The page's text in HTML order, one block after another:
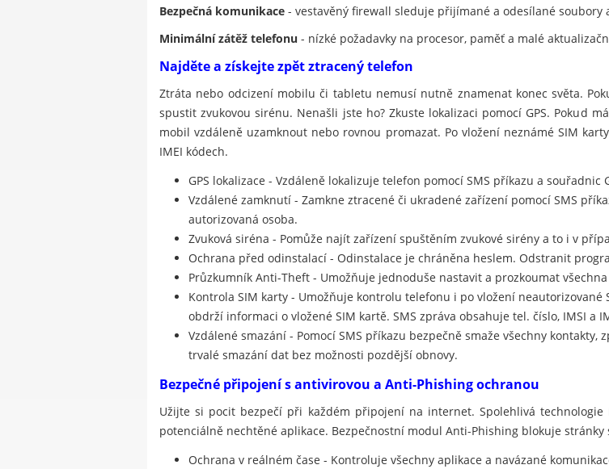
Bezpečná komunikace - vestavěný firewall sleduje přijímané a odesílané
Minimální zátěž telefonu - nízké požadavky na procesor, paměť a malé
Najděte a získejte zpět ztracený telefon
Ztráta nebo odcizení mobilu či tabletu nemusí nutně znamenat konec světa.
spustit zvukovou sirénu. Nenašli jste ho? Zkuste lokalizaci pomocí GPS. Pokud
mobil vzdáleně uzamknout nebo rovnou promazat. Po vložení neznámé SIM
IMEI kódech.
GPS lokalizace - Vzdáleně lokalizuje telefon pomocí SMS příkazu a souřadnic
Vzdálené zamknutí - Zamkne ztracené či ukradené zařízení pomocí SMS
autorizovaná osoba.
Zvuková siréna - Pomůže najít zařízení spuštěním zvukové sirény a to i v
Ochrana před odinstalací - Odinstalace je chráněna heslem. Odstranit
Průzkumník Anti-Theft - Umožňuje jednoduše nastavit a prozkoumat
Kontrola SIM karty - Umožňuje kontrolu telefonu i po vložení
obdrží informaci o vložené SIM kartě. SMS zpráva obsahuje tel. číslo, IMSI a
Vzdálené smazání - Pomocí SMS příkazu bezpečně smaže všechny
trvalé smazání dat bez možnosti pozdější obnovy.
Bezpečné připojení s antivirovou a Anti-Phishing ochranou
Užijte si pocit bezpečí při každém připojení na internet. Spolehlivá
potenciálně nechtěné aplikace. Bezpečnostní modul Anti-Phishing blokuje stránky
Ochrana v reálném čase - Kontroluje všechny aplikace a navázané